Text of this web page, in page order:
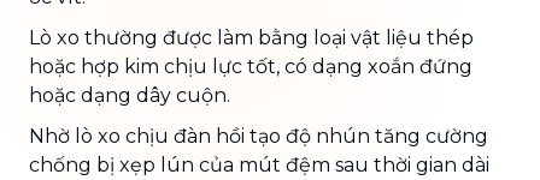
Lò xo thường được làm bằng loại vật liệu thép
hoặc hợp kim chịu lực tốt, có dạng xoắn đứng
hoặc dạng dây cuộn.
Nhờ lò xo chịu đàn hồi tạo độ nhún tăng cường
chống bị xẹp lún của mút đệm sau thời gian dài